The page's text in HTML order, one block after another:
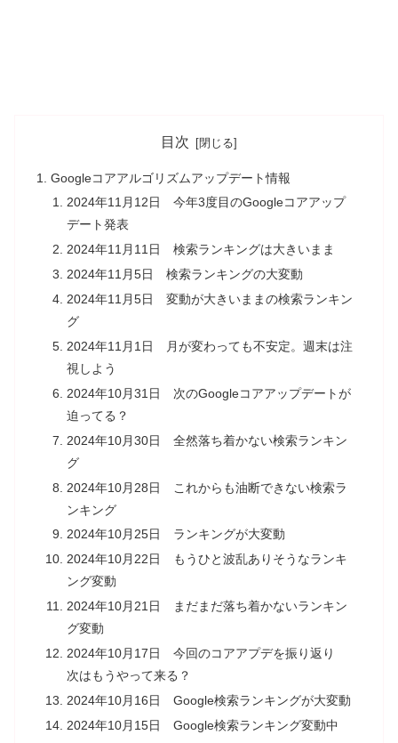
目次
Googleコアアルゴリズムアップデート情報
2024年11月12日 今年3度目のGoogleコアアップ
デート発表
2024年11月11日 検索ランキングは大きいまま
2024年11月5日 検索ランキングの大変動
2024年11月5日 変動が大きいままの検索ランキン
グ
2024年11月1日 月が変わっても不安定。週末は注
視しよう
2024年10月31日 次のGoogleコアアップデートが
迫ってる？
2024年10月30日 全然落ち着かない検索ランキン
グ
2024年10月28日 これからも油断できない検索ラ
ンキング
2024年10月25日 ランキングが大変動
2024年10月22日 もうひと波乱ありそうなランキ
ング変動
2024年10月21日 まだまだ落ち着かないランキン
グ変動
2024年10月17日 今回のコアアプデを振り返り
次はもうやって来る？
2024年10月16日 Google検索ランキングが大変動
2024年10月15日 Google検索ランキング変動中